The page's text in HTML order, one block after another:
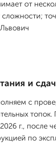
от
сложности;
и
с
г., после
по